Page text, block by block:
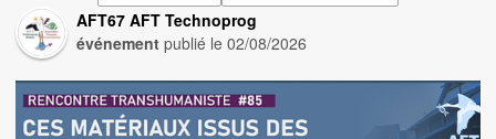
AFT67 AFT Technoprog
événement publié le02/08/2026